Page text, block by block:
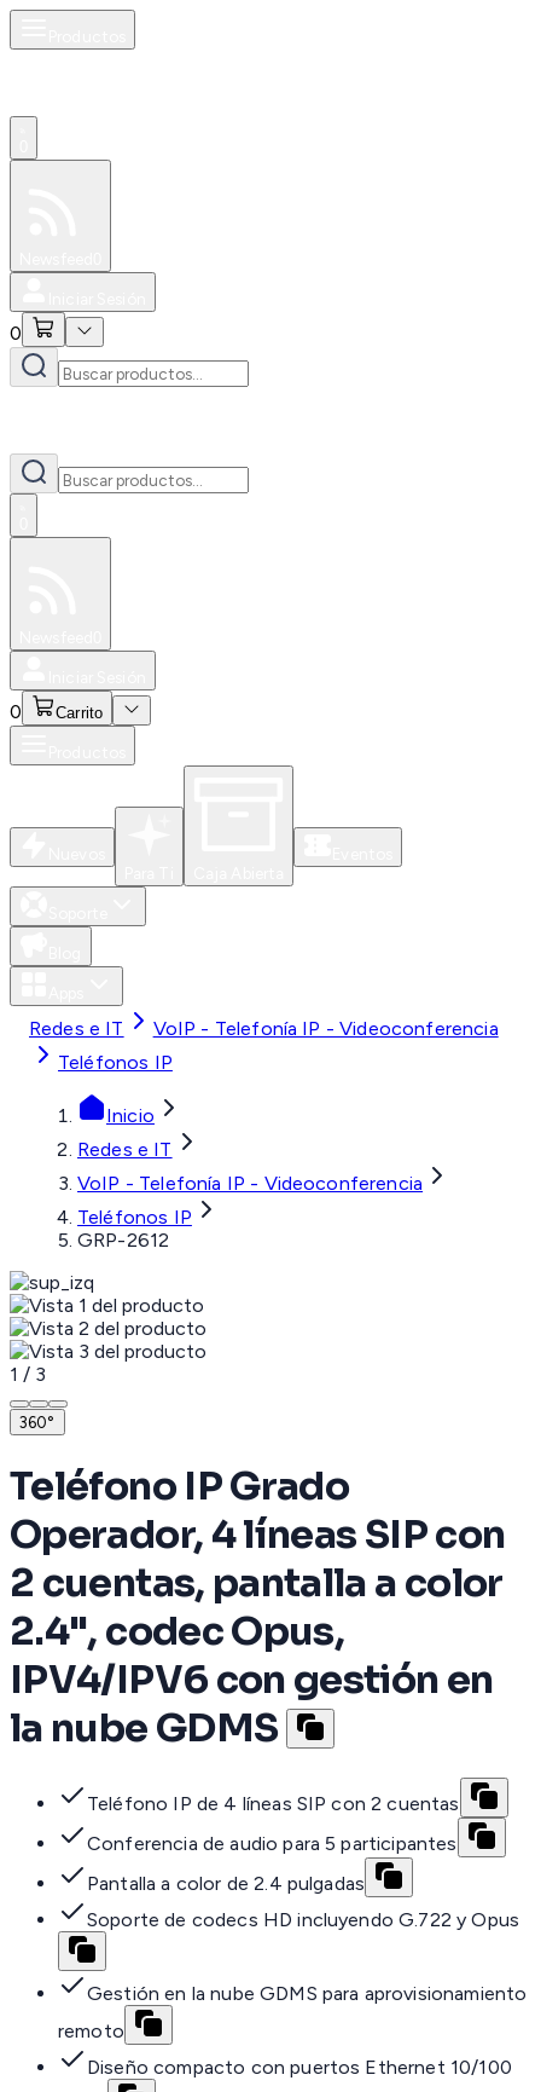
0
0 Carrito
Redes e IT
VoIP - Telefonía IP - Videoconferencia
Teléfonos IP
Inicio
Redes e IT
VoIP - Telefonía IP - Videoconferencia
Teléfonos IP
GRP-2612
1 / 3
360°
Teléfono IP Grado
Operador, 4 líneas SIP con
2 cuentas, pantalla a color
2.4", codec Opus,
IPV4/IPV6 con gestión en
la nube GDMS
Teléfono IP de 4 líneas SIP con 2 cuentas
Conferencia de audio para 5 participantes
Pantalla a color de 2.4 pulgadas
Soporte de codecs HD incluyendo G.722 y Opus
Gestión en la nube GDMS para aprovisionamiento
remoto
Diseño compacto con puertos Ethernet 10/100